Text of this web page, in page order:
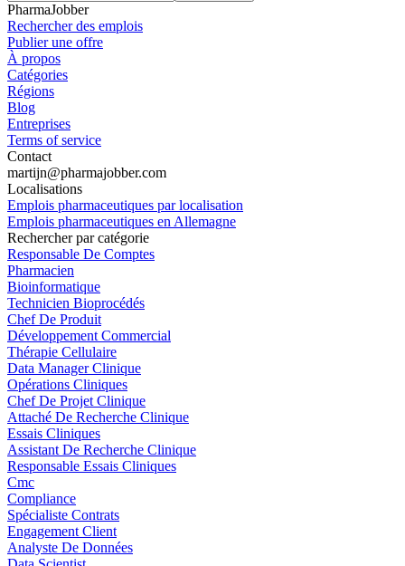
PharmaJobber
Rechercher des emplois
Publier une offre
À propos
Catégories
Régions
Blog
Entreprises
Terms of service
Contact
martijn@pharmajobber.com
Localisations
Emplois pharmaceutiques par localisation
Emplois pharmaceutiques en Allemagne
Rechercher par catégorie
Responsable De Comptes
Pharmacien
Bioinformatique
Technicien Bioprocédés
Chef De Produit
Développement Commercial
Thérapie Cellulaire
Data Manager Clinique
Opérations Cliniques
Chef De Projet Clinique
Attaché De Recherche Clinique
Essais Cliniques
Assistant De Recherche Clinique
Responsable Essais Cliniques
Cmc
Compliance
Spécialiste Contrats
Engagement Client
Analyste De Données